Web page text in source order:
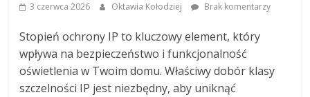
3 czerwca 2026 Oktawia Kołodziej Brak komentarzy
Stopień ochrony IP to kluczowy element, który
wpływa na bezpieczeństwo i funkcjonalność
oświetlenia w Twoim domu. Właściwy dobór klasy
szczelności IP jest niezbędny, aby uniknąć